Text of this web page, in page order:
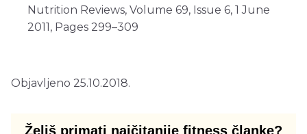
Nutrition Reviews, Volume 69, Issue 6, 1 June
2011, Pages 299–309
Objavljeno 25.10.2018.